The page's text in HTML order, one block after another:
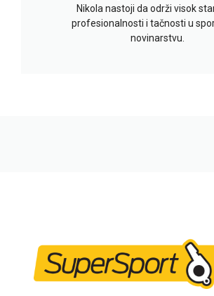
Nikola nastoji da održi visok
profesionalnosti i tačnosti u
novinarstvu.